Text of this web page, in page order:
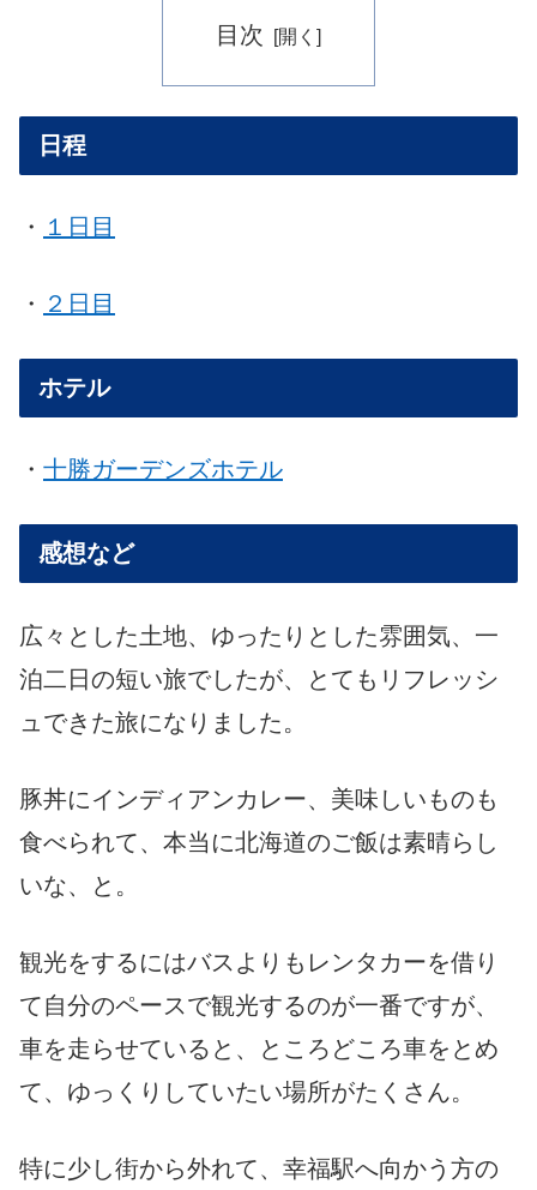
目次
日程
・ １日目
・ ２日目
ホテル
・ 十勝ガーデンズホテル
感想など
広々とした土地、ゆったりとした雰囲気、一
泊二日の短い旅でしたが、とてもリフレッシ
ュできた旅になりました。
豚丼にインディアンカレー、美味しいものも
食べられて、本当に北海道のご飯は素晴らし
いな、と。
観光をするにはバスよりもレンタカーを借り
て自分のペースで観光するのが一番ですが、
車を走らせていると、ところどころ車をとめ
て、ゆっくりしていたい場所がたくさん。
特に少し街から外れて、幸福駅へ向かう方の